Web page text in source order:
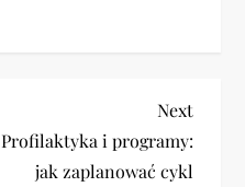
Next
Post
Next
Profilaktyka i programy:
jak zaplanować cykl